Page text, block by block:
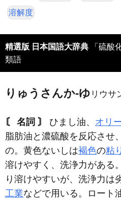
溶解度
精選版 日本国語大辞典 「硫酸
類語
りゅうさんか‐ゆ リウサ
〘 名詞 〙 ひまし油、 オリ
脂肪油と濃硫酸を反応させ
の。黄色ないしは褐色の粘
溶けやすく、洗浄力がある。
り溶けやすいが、洗浄力は
工業などで用いる。ロート